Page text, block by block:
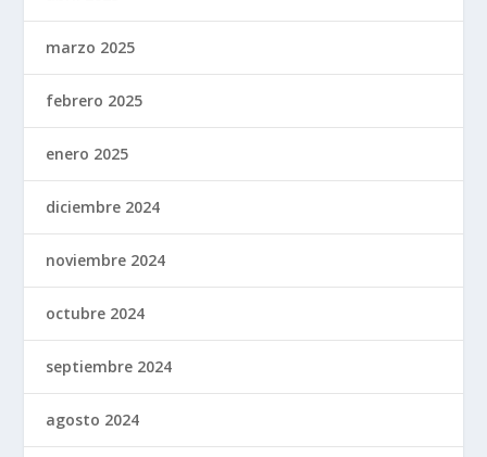
marzo 2025
febrero 2025
enero 2025
diciembre 2024
noviembre 2024
octubre 2024
septiembre 2024
agosto 2024